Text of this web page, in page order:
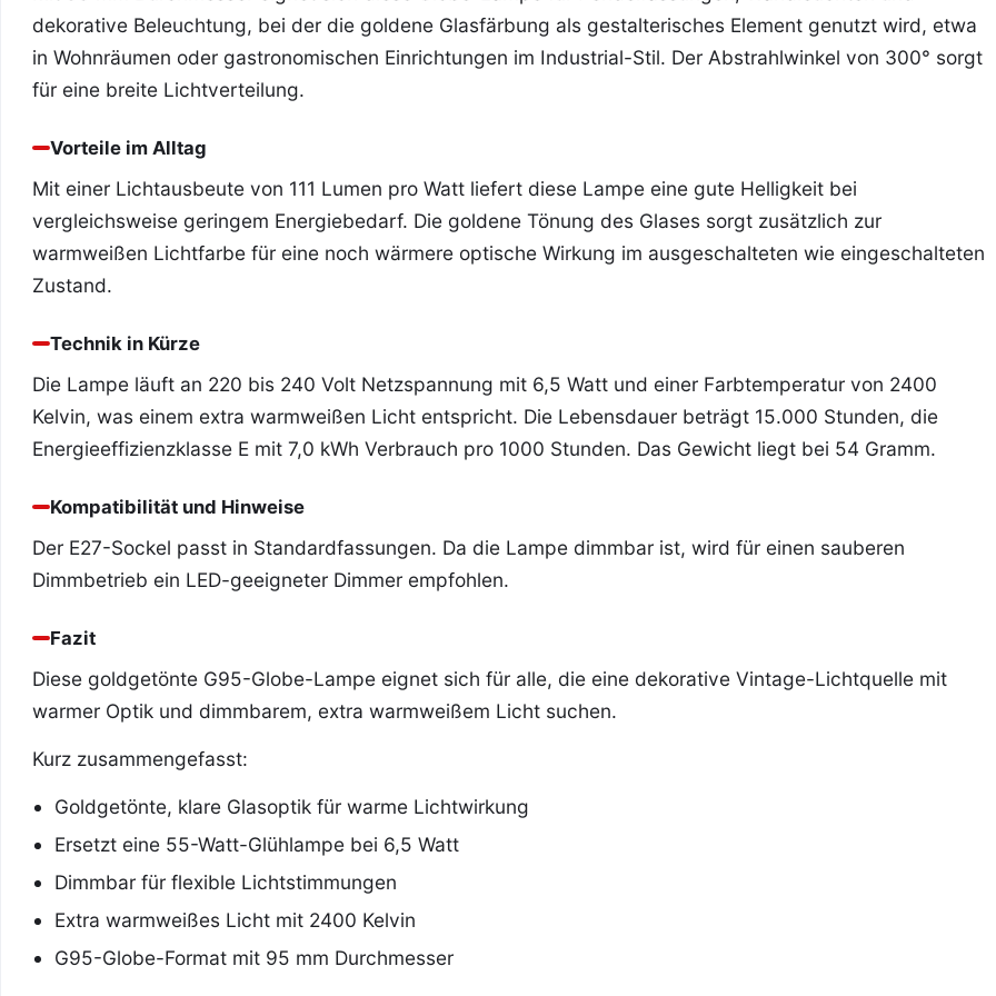
dekorative Beleuchtung, bei der die goldene Glasfärbung als gestalterisches Element genutzt wird, etwa
in Wohnräumen oder gastronomischen Einrichtungen im Industrial-Stil. Der Abstrahlwinkel von 300° sorgt
für eine breite Lichtverteilung.
Vorteile im Alltag
Mit einer Lichtausbeute von 111 Lumen pro Watt liefert diese Lampe eine gute Helligkeit bei
vergleichsweise geringem Energiebedarf. Die goldene Tönung des Glases sorgt zusätzlich zur
warmweißen Lichtfarbe für eine noch wärmere optische Wirkung im ausgeschalteten wie eingeschalteten
Zustand.
Technik in Kürze
Die Lampe läuft an 220 bis 240 Volt Netzspannung mit 6,5 Watt und einer Farbtemperatur von 2400
Kelvin, was einem extra warmweißen Licht entspricht. Die Lebensdauer beträgt 15.000 Stunden, die
Energieeffizienzklasse E mit 7,0 kWh Verbrauch pro 1000 Stunden. Das Gewicht liegt bei 54 Gramm.
Kompatibilität und Hinweise
Der E27-Sockel passt in Standardfassungen. Da die Lampe dimmbar ist, wird für einen sauberen
Dimmbetrieb ein LED-geeigneter Dimmer empfohlen.
Fazit
Diese goldgetönte G95-Globe-Lampe eignet sich für alle, die eine dekorative Vintage-Lichtquelle mit
warmer Optik und dimmbarem, extra warmweißem Licht suchen.
Kurz zusammengefasst:
Goldgetönte, klare Glasoptik für warme Lichtwirkung
Ersetzt eine 55-Watt-Glühlampe bei 6,5 Watt
Dimmbar für flexible Lichtstimmungen
Extra warmweißes Licht mit 2400 Kelvin
G95-Globe-Format mit 95 mm Durchmesser